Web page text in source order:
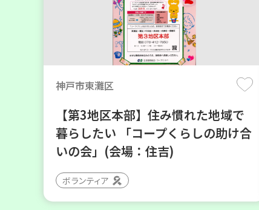
神戸市東灘区
【第3地区本部】住み慣れた地域で
暮らしたい 「コープくらしの助け合
いの会」(会場：住吉)
ボランティア